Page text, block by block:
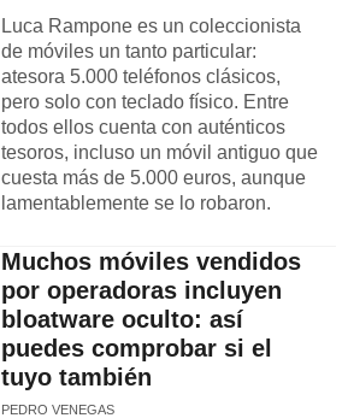
Luca Rampone es un coleccionista
de móviles un tanto particular:
atesora 5.000 teléfonos clásicos,
pero solo con teclado físico. Entre
todos ellos cuenta con auténticos
tesoros, incluso un móvil antiguo que
cuesta más de 5.000 euros, aunque
lamentablemente se lo robaron.
Muchos móviles vendidos
por operadoras incluyen
bloatware oculto: así
puedes comprobar si el
tuyo también
PEDRO VENEGAS